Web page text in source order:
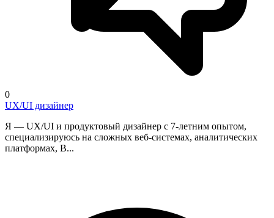
0
UX/UI дизайнер
Я — UX/UI и продуктовый дизайнер с 7-летним опытом,
специализируюсь на сложных веб-системах, аналитических
платформах, B...